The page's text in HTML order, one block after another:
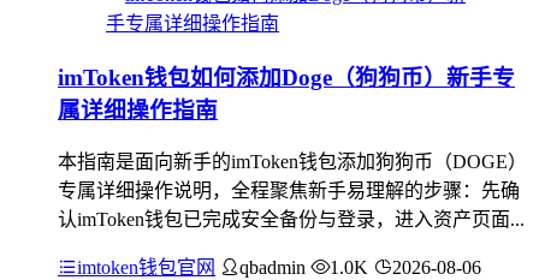
imToken钱包如何添加Doge（狗狗币）新手专
属详细操作指南
本指南是面向新手的imToken钱包添加狗狗币（DOGE）
专属详细操作说明，全程聚焦新手易理解的步骤：先确
认imToken钱包已完成安全备份与登录，进入资产页面...
imtoken钱包官网 qbadmin 1.0K 2026-08-06